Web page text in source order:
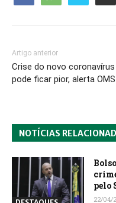
Artigo anterior
Crise do novo coronavírus
pode ficar pior, alerta OMS
NOTÍCIAS
pelo
22/04/